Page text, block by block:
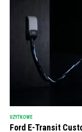
UŻYTKOWE
Ford E-Transit